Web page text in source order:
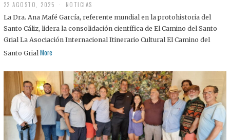
22 AGOSTO, 2025
2
A
G
O
S
2
5
NOTICIAS
La Dra. Ana Mafé García, referente mundial en la protohistoria del
Santo Cáliz, lidera la consolidación científica de El Camino del Santo
Grial La Asociación Internacional Itinerario Cultural El Camino del
Santo Grial More